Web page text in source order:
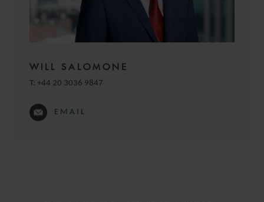
WILL SALOMONE
T: +44 20 3036 9847
EMAIL